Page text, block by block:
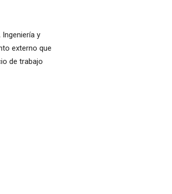
y
externo que
de trabajo